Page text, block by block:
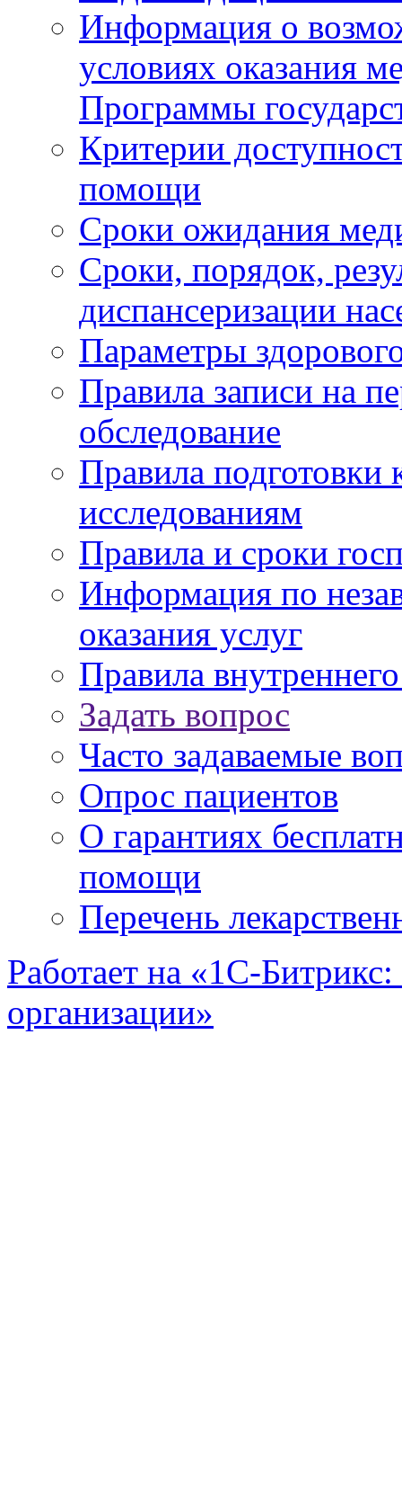
Информация о
условиях оказания
Программы
Критерии
помощи
Сроки ожидания
Сроки, порядок,
диспансеризации
Параметры
Правила записи на
обследование
Правила подготовки
исследованиям
Правила и сроки
Информация по
оказания услуг
Правила
Задать вопрос
Часто задаваемые
Опрос пациентов
О гарантиях
помощи
Перечень
Работает на «1С-
организации»